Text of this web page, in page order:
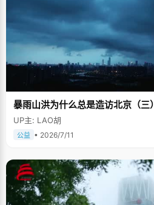
暴雨山洪为什么总是造访北京（三）
UP主: LAO胡
公益 • 2026/7/11